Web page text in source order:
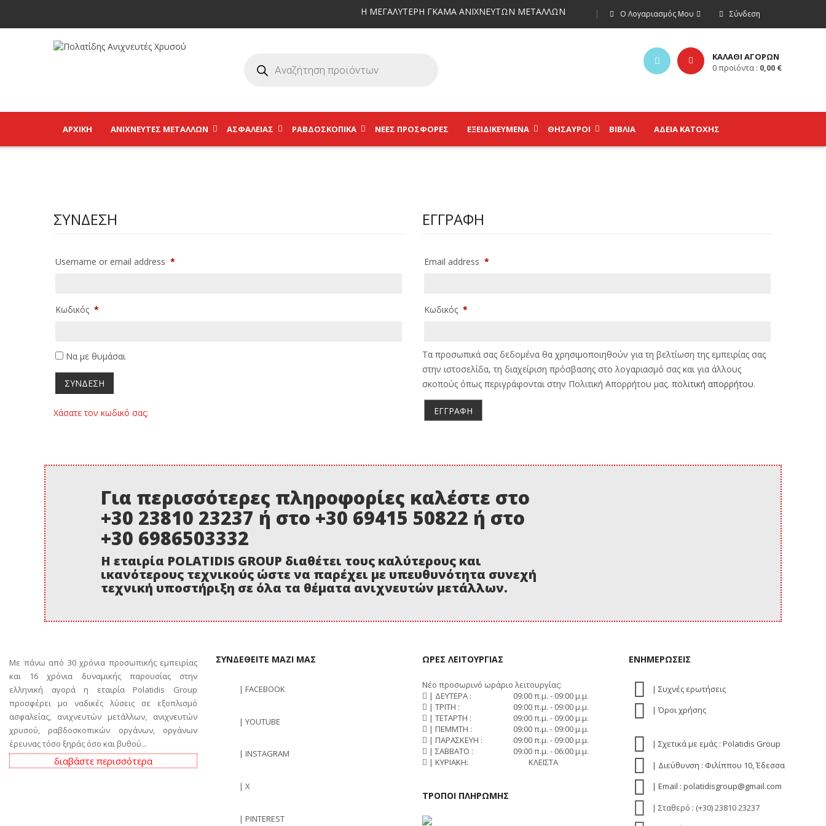
Σύνδεση
Ο Λογαριασμός Μου
Η ΜΕΓΑΛΥΤΕΡΗ ΓΚΑΜΑ ΑΝΙΧΝΕΥΤΩΝ ΜΕΤΑΛΛΩΝ
ΚΑΛΑΘΙ ΑΓΟΡΩΝ
0προϊόντα : 0,00 €
ΑΡΧΙΚΉ ΑΝΙΧΝΕΥΤΈΣ ΜΕΤΆΛΛΩΝ ΑΣΦΑΛΕΊΑΣ ΡΑΒΔΟΣΚΟΠΙΚΆ ΝΕΕΣ ΠΡΟΣΦΟΡΕΣ ΕΞΕΙΔΙΚΕΥΜΈΝΑ ΘΗΣΑΥΡΟΊ ΒΙΒΛΊΑ ΑΔΕΙΑ ΚΑΤΟΧΗΣ
ΣΎΝΔΕΣΗ
Username or email address *
Κωδικός *
Να με θυμάσαι
Χάσατε τον κωδικό σας;
ΕΓΓΡΑΦΉ
Email address *
Κωδικός *
Τα προσωπικά σας δεδομένα θα χρησιμοποιηθούν για τη βελτίωση της εμπειρίας σας
στην ιστοσελίδα, τη διαχείριση πρόσβασης στο λογαριασμό σας και για άλλους
σκοπούς όπως περιγράφονται στην Πολιτική Απορρήτου μας. πολιτική απορρήτου.
ΕΓΓΡΑΦΉ
Για περισσότερες πληροφορίες καλέστε στο
+30 23810 23237 ή στο +30 69415 50822 ή στο
+30 6986503332
Η εταιρία POLATIDIS GROUP διαθέτει τους καλύτερους και
ικανότερους τεχνικούς ώστε να παρέχει με υπευθυνότητα συνεχή
τεχνική υποστήριξη σε όλα τα θέματα ανιχνευτών μετάλλων.
Με πάνω από 30 χρόνια προσωπικής εμπειρίας
και 16 χρόνια δυναμικής παρουσίας στην
ελληνική αγορά η εταιρία Polatidis Group
προσφέρει μο ναδικές λύσεις σε εξοπλισμό
ασφαλείας, ανιχνευτών μετάλλων, ανιχνευτών
χρυσού, ραβδοσκοπικών οργάνων, οργάνων
έρευνας τόσο ξηράς όσο και βυθού...
διαβάστε περισσότερα
ΣΥΝΔΕΘΕΙΤΕ ΜΑΖΙ ΜΑΣ
| FACEBOOK
| YOUTUBE
| INSTAGRAM
| X
| PINTEREST
ΩΡΕΣ ΛΕΙΤΟΥΡΓΙΑΣ
Νέο προσωρινό ωράριο λειτουργίας:
| ΔΕΥΤΕΡΑ :
09:00 π.μ. - 09:00 μ.μ.
| ΤΡΙΤΗ :
09:00 π.μ. - 09:00 μ.μ.
| ΤΕΤΑΡΤΗ :
09:00 π.μ. - 09:00 μ.μ.
| ΠΕΜΜΤΗ :
09:00 π.μ. - 09:00 μ.μ.
| ΠΑΡΑΣΚΕΥΗ :
09:00 π.μ. - 09:00 μ.μ.
| ΣΑΒΒΑΤΟ :
09:00 π.μ. - 06:00 μ.μ.
| ΚΥΡΙΑΚΗ:
ΚΛΕΙΣΤΑ
ΤΡΟΠΟΙ ΠΛΗΡΩΜΗΣ
ΕΝΗΜΕΡΩΣΕΙΣ
| Συχνές ερωτήσεις
| Όροι χρήσης
| Σχετικά με εμάς : Polatidis Group
| Διεύθυνση : Φιλίππου 10, Έδεσσα
| Email : polatidisgroup@gmail.com
| Σταθερό : (+30) 23810 23237